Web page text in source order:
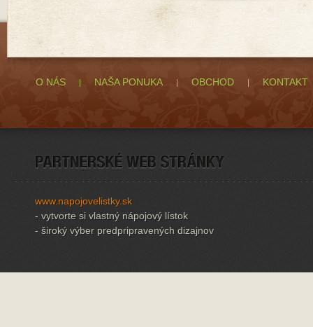
O NÁS NAŠA PONUKA OBCHOD KONTAKT
www.napojovelistky.sk
- vytvorte si vlastný nápojový lístok
- široký výber predpripravených dizajnov